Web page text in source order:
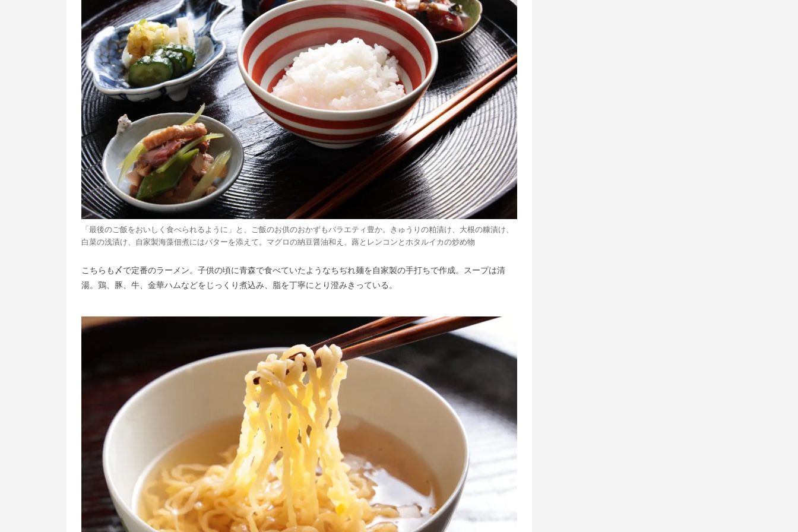
「最後のご飯をおいしく食べられるように」と、ご飯のお供のおかずもバラエティ豊か。きゅうりの粕漬け、大根の糠漬け、
白菜の浅漬け、自家製海藻佃煮にはバターを添えて。マグロの納豆醤油和え、蕗とレンコンとホタルイカの炒め物
こちらも〆で定番のラーメン。子供の頃に青森で食べていたようなちぢれ麺を自家製の手打ちで作成。スープは清
湯。鶏、豚、牛、金華ハムなどをじっくり煮込み、脂を丁寧にとり澄みきっている。